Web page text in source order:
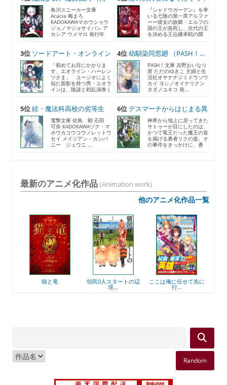
川...
角川スニーカー文庫
Acacia 梅まろ
KADOKAWAマホウショウ
ジョノマジョサイバン ア
カシア ウメマロ 発行年
...
『シャドウガーデン』を率
いる七陰の第一席アルファ
ーー彼女の故郷・エルフの
国の王が急死し、次代の王
を決める王位継承戦の開
3位 ソードアート・オンライン
2...
「初めてお目にかかりま
す、エオライン・ハーレン
ツさま」 ユージオによく
似た面影を持つ男・エオラ
インは、陰謀と戦乱渦巻く
4位幼馴染同窓廻 （PASH！...
PASH！文庫 吉野おいなり
君 ただのゆきこ 主婦と生
活社オサナナジミドウソウ
カイ ヨシノオイナリクン
タダノユキコ 発...
5位続・魔法科高校の劣等生
メ...
電撃文庫 佐島 勤 石田
可奈 KADOKAWAゾク・マ
ホウカコウコウノレットウ
セイ メイジアン・カンパ
ニー ジュウニ ...
6位デスマーチからはじまる異
世...
神界から地上に戻ってきた
サトゥーが目にしたのは、
かつて竜王だった魔王の首
を掲げる勇者リクの姿。そ
の事件をきっかけに、勇
最新のアニメ化作品 (Animation work)
他のアニメ化作品一覧
猫と竜 領民0人スタートの辺
境...
ここは俺に任せて先に
行...
Random